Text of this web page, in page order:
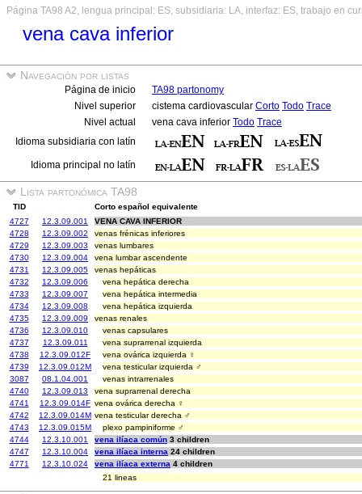
Página TA98 A2, lengua principal: ES, subsidiaria: LA, interfaz: ES, trabajo en
vena cava inferior
Navegación por listas
Página de inicio
TA98 partonomy
Nivel superior
cistema cardiovascular Corto Todo Trace
Nivel actual
vena cava inferior Todo Trace
Idioma subsidiaria con latín
Idioma principal no latín
Lista partonómica TA98
TID
Corto español equivalente
4727
12.3.09.001
VENA CAVA INFERIOR
4728
12.3.09.002
venas frénicas inferiores
4729
12.3.09.003
venas lumbares
4730
12.3.09.004
vena lumbar ascendente
4731
12.3.09.005
venas hepáticas
4732
12.3.09.006
vena hepática derecha
4733
12.3.09.007
vena hepática intermedia
4734
12.3.09.008
vena hepática izquierda
4735
12.3.09.009
venas renales
4736
12.3.09.010
venas capsulares
4737
12.3.09.011
vena suprarrenal izquierda
4738
12.3.09.012F
vena ovárica izquierda ♀
4739
12.3.09.012M
vena testicular izquierda ♂
3087
08.1.04.001
venas intrarrenales
4740
12.3.09.013
vena suprarrenal derecha
4741
12.3.09.014F vena ovárica derecha ♀
4742
12.3.09.014M vena testicular derecha ♂
4743
12.3.09.015M
plexo pampiniforme ♂
4744
12.3.10.001 vena ilíaca común 3 children
4747
12.3.10.004 vena ilíaca interna 24 children
4771
12.3.10.024 vena ilíaca externa 4 children
21 lineas